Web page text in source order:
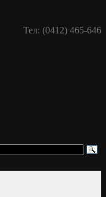
Тел: (0412) 465-646